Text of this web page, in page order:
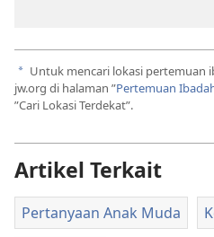
a Untuk mencari lokasi pertemuan
jw.org di halaman ”Pertemuan
”Cari Lokasi Terdekat”.
Artikel Terkait
Pertanyaan Anak Muda